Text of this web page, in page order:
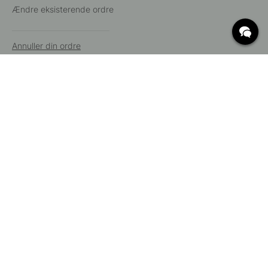
Ændre eksisterende ordre
Annuller din ordre